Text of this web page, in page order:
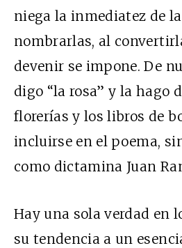
niega la inmediatez de
nombrarlas, al
devenir se impone. De
digo “la rosa” y la hago
florerías y los libros de
incluirse en el poema,
como dictamina Juan
Hay una sola verdad en
su tendencia a un